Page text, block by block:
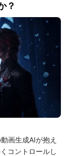
？
画生成AIが抱え
コントロールし